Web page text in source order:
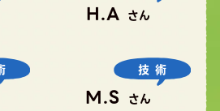
H.A さん
技術
M.S さん